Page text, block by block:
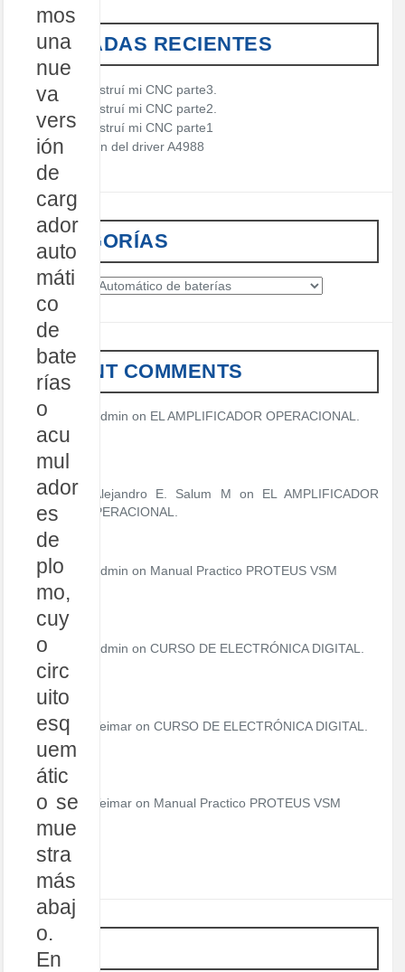
mos
una
nue
va
vers
ión
de
carg
ador
auto
máti
co
de
bate
rías
o
acu
mul
ador
es
de
plo
mo,
cuy
o
circ
uito
esq
uem
átic
o se
mue
stra
más
abaj
o.
En
c
f
o
:
ENTRADAS RECIENTES
Cómo construí mi CNC parte3.
Cómo construí mi CNC parte2.
Cómo construí mi CNC parte1
Descripción del driver A4988
CATEGORÍAS
C
RECENT COMMENTS
admin on EL AMPLIFICADOR OPERACIONAL.
Alejandro E. Salum M on EL AMPLIFICADOR
OPERACIONAL.
admin on Manual Practico PROTEUS VSM
admin on CURSO DE ELECTRÓNICA DIGITAL.
Teimar on CURSO DE ELECTRÓNICA DIGITAL.
Teimar on Manual Practico PROTEUS VSM
META